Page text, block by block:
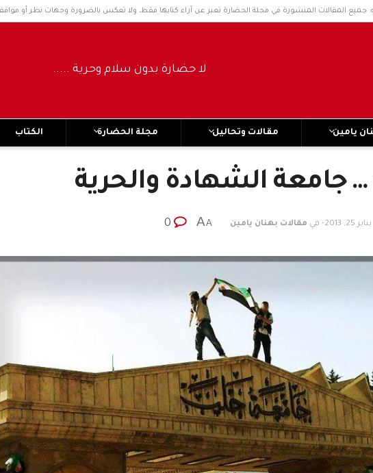
جميع المقالات المنشورة في مجلة الحضارة تعبر عن آراء كتابها فقط، ولا تعكس بالضرورة وجهات نظر أو
لا حضارة بدون سلام وحرية ..... No civilization without peace and freedom
يامين مقالات وتحاليل مجلة الحضارة الكتاب
جامعة الشهادة والحرية
يناير 25, 2013 - في مقالات بهنان يامين A
A